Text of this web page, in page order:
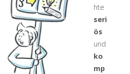
hte
seri
ös
und
ko
mp